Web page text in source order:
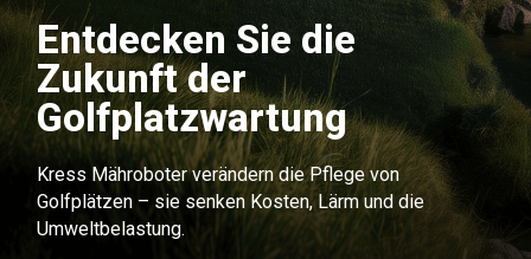
Entdecken Sie die
Zukunft der
Golfplatzwartung
Kress Mähroboter verändern die Pflege von
Golfplätzen – sie senken Kosten, Lärm und die
Umweltbelastung.